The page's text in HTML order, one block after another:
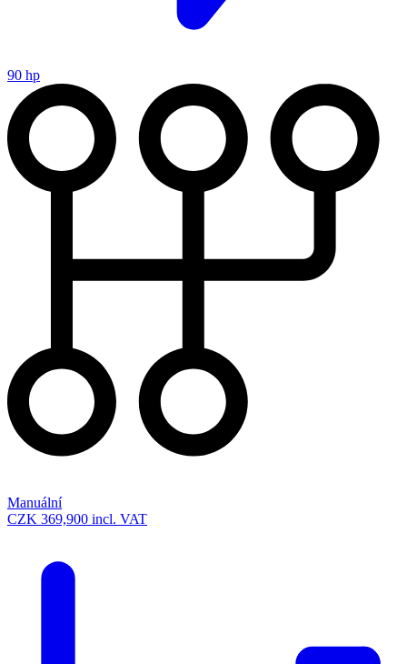
90 hp
Manuální
CZK 369,900 incl. VAT